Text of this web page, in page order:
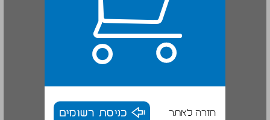
חזרה לאתר כניסת רשומים